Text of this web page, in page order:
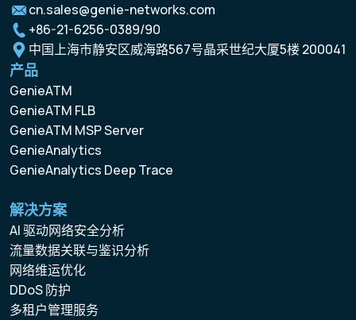
cn.sales@genie-networks.com
+86-21-6256-0389/90
中国上海市静安区威海路567号晶采世纪大厦5楼 200041
产品
GenieATM
GenieATM FLB
GenieATM MSP Server
GenieAnalytics
GenieAnalytics Deep Trace
解决方案
AI 驱动网络安全分析
流量数据关联与鉴识分析
网络维运优化
DDoS 防护
多租户管理服务